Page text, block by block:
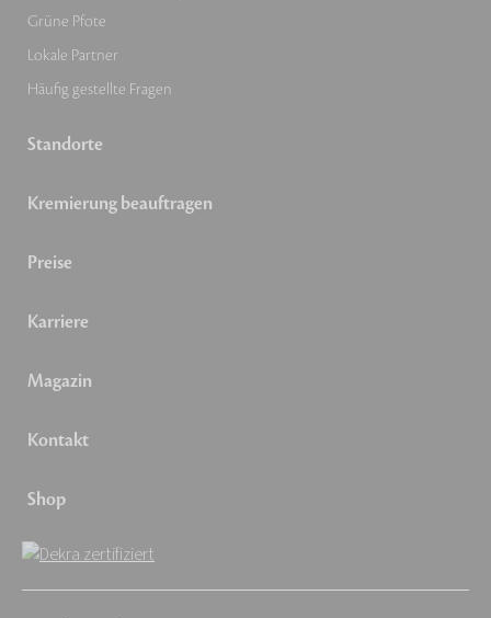
Grüne Pfote
Lokale Partner
Häufig gestellte Fragen
Standorte
Kremierung beauftragen
Preise
Karriere
Magazin
Kontakt
Shop